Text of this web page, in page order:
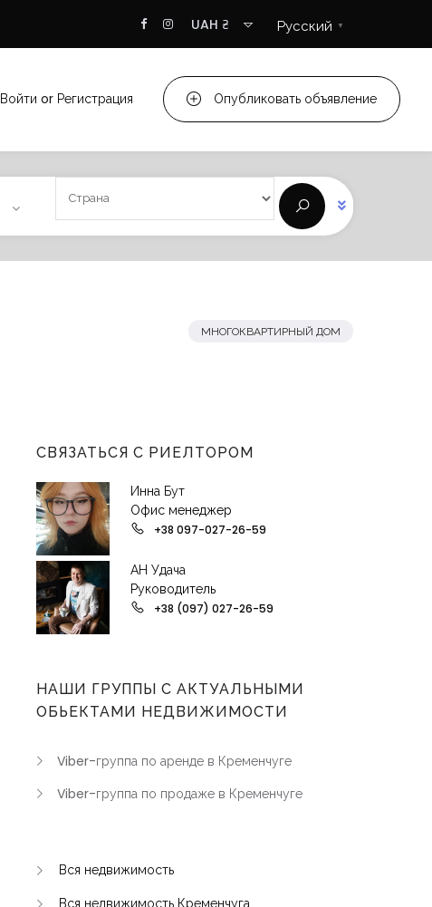
UAH ₴ Русский ▼
Войти or Регистрация Опубликовать объявление
МНОГОКВАРТИРНЫЙ ДОМ
СВЯЗАТЬСЯ С РИЕЛТОРОМ
Инна Бут
Офис менеджер
+38 097-027-26-59
АН Удача
Руководитель
+38 (097) 027-26-59
НАШИ ГРУППЫ С АКТУАЛЬНЫМИ
ОБЬЕКТАМИ НЕДВИЖИМОСТИ
Viber-группа по аренде в Кременчуге
Viber-группа по продаже в Кременчуге
Вся недвижимость
Вся недвижимость Кременчуга